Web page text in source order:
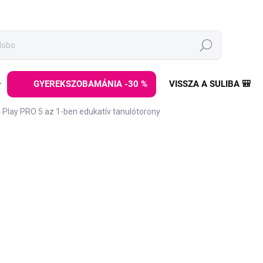
Keresés
GYEREKSZOBAMÁNIA -30 % VISSZA A SULIBA 🎒
Play PRO 5 az 1-ben edukatív tanulótorony